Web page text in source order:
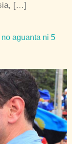
[…]
aguanta ni 5